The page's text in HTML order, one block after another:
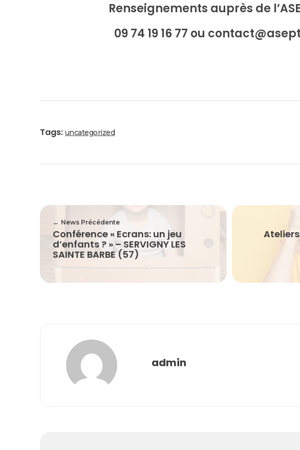
Renseignements auprès de
09 74 19 16 77 ou
Tags: uncategorized
News Précédente
Conférence « Ecrans: un jeu
d’enfants ? » – SERVIGNY LES
SAINTE BARBE (57)
admin